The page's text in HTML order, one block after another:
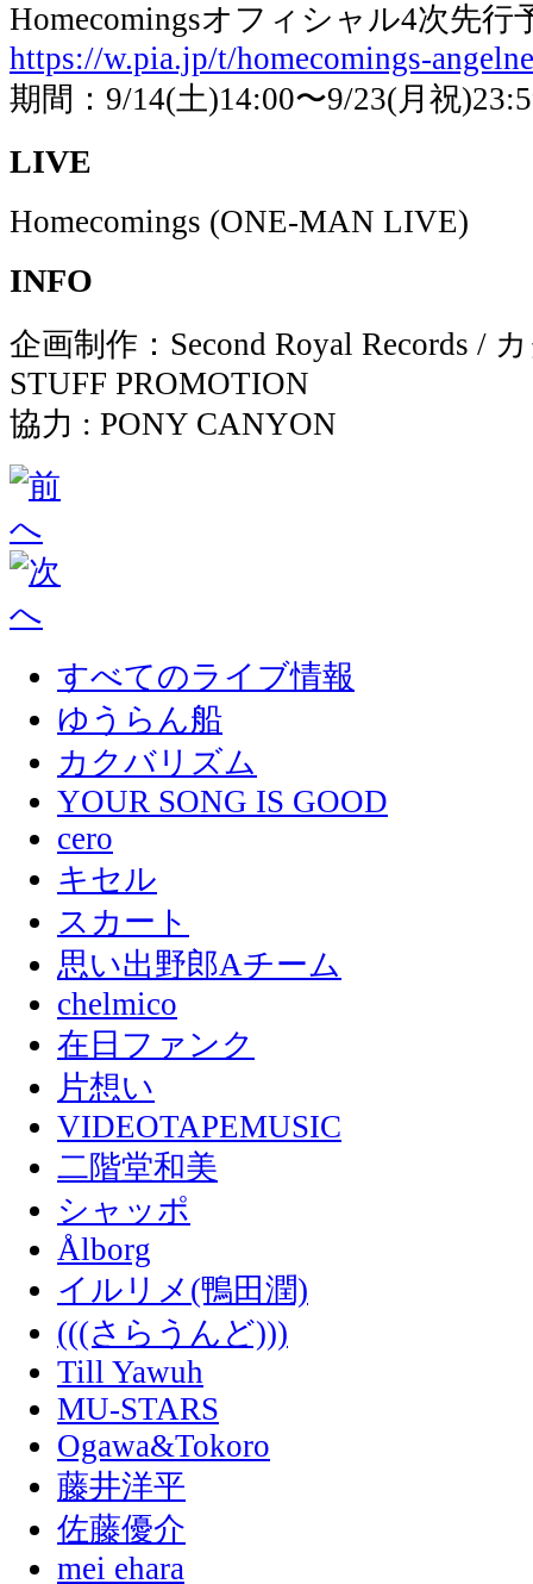
Homecomingsオフィシャル4次先行
https://w.pia.jp/t/homecomings-
期間：9/14(土)14:00〜9/23(月祝
LIVE
Homecomings (ONE-MAN LIVE)
INFO
企画制作：Second Royal Records /
STUFF PROMOTION
協力 : PONY CANYON
すべてのライブ情報
ゆうらん船
カクバリズム
YOUR SONG IS GOOD
cero
キセル
スカート
思い出野郎Aチーム
chelmico
在日ファンク
片想い
VIDEOTAPEMUSIC
二階堂和美
シャッポ
Ålborg
イルリメ(鴨田潤)
(((さらうんど)))
Till Yawuh
MU-STARS
Ogawa&Tokoro
藤井洋平
佐藤優介
mei ehara